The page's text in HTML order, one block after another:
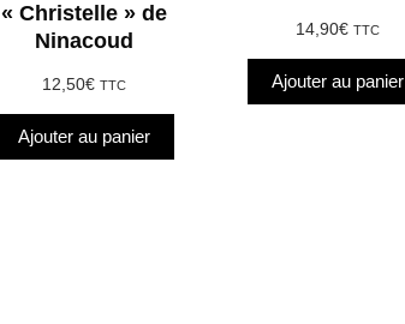
« Christelle » de
Ninacoud
12,50€ TTC
Ajouter au panier
14,90€ TTC
Ajouter au panier